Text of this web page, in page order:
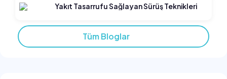
Yakıt Tasarrufu Sağlayan Sürüş Teknikleri
Tüm Bloglar